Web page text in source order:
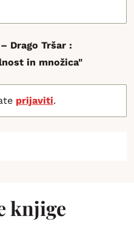
Drago Tršar :
in množica"
prijaviti.
knjige